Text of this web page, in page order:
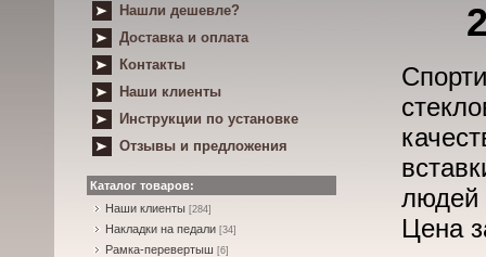
Нашли дешевле?
Доставка и оплата
Контакты
Наши клиенты
Инструкции по установке
Отзывы и предложения
Каталог товаров:
Наши клиенты [284]
Накладки на педали [34]
Рамка-перевертыш [6]
людей
Цена